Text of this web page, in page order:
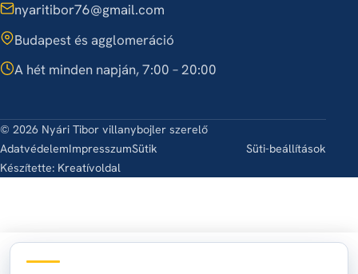
nyaritibor76@gmail.com
Budapest és agglomeráció
A hét minden napján, 7:00 – 20:00
© 2026 Nyári Tibor villanybojler szerelő
AdatvédelemImpresszumSütik
Süti-beállítások
Készítette: Kreatívoldal